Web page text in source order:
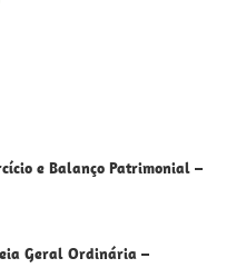
e Balanço Patrimonial –
Geral Ordinária –